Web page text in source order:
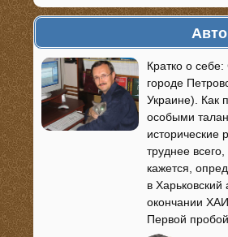
Кратко о
городе
Украине). Как
особыми
труднее
кажется,
в
окончании
Первой